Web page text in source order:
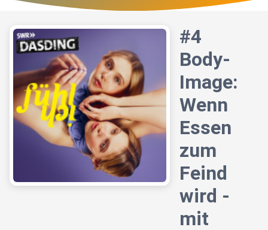
#4
Body-
Image:
Wenn
Essen
zum
Feind
wird -
mit